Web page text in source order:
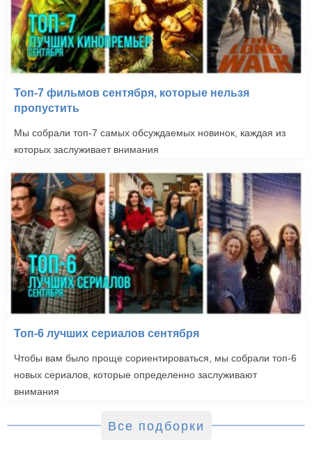
Топ-7 фильмов сентября, которые нельзя
пропустить
Мы собрали топ-7 самых обсуждаемых новинок, каждая из
которых заслуживает внимания
Топ-6 лучших сериалов сентября
Чтобы вам было проще сориентироваться, мы собрали топ-6
новых сериалов, которые определенно заслуживают
внимания
Все подборки